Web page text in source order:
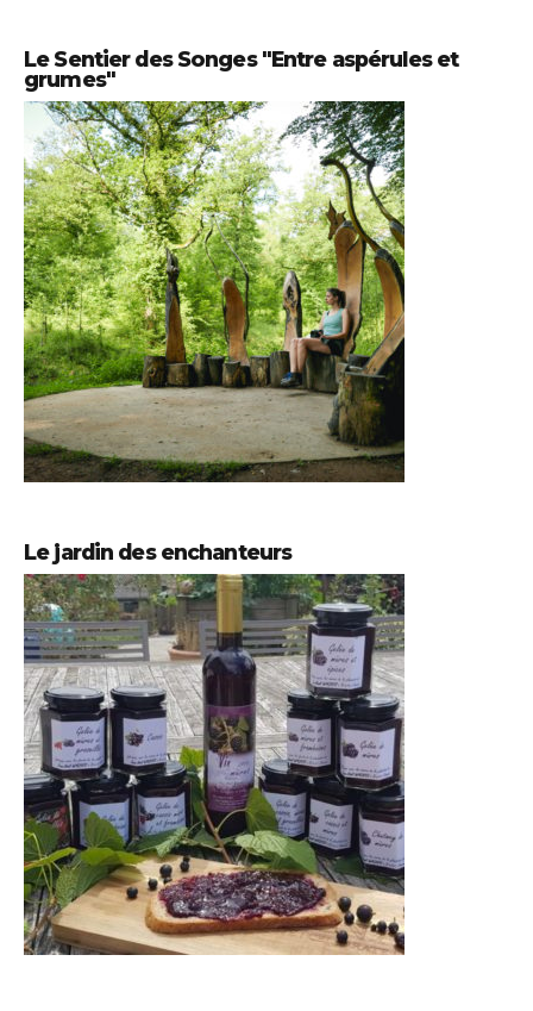
Le Sentier des Songes "Entre aspérules et
grumes"
Le jardin des enchanteurs